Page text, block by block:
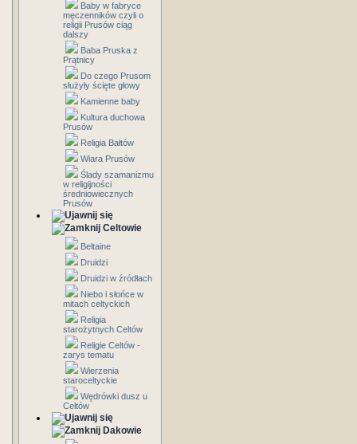
Baby w fabryce
męczenników czyli o
religii Prusów ciąg
dalszy
Baba Pruska z
Prątnicy
Do czego Prusom
służyły ścięte głowy
Kamienne baby
Kultura duchowa
Prusów
Religia Bałtów
Wiara Prusów
Ślady szamanizmu
w religijności
średniowiecznych
Prusów
Celtowie
Beltaine
Druidzi
Druidzi w źródłach
Niebo i słońce w
mitach celtyckich
Religia
starożytnych Celtów
Religie Celtów -
zarys tematu
Wierzenia
staroceltyckie
Wędrówki dusz u
Celtów
Dakowie